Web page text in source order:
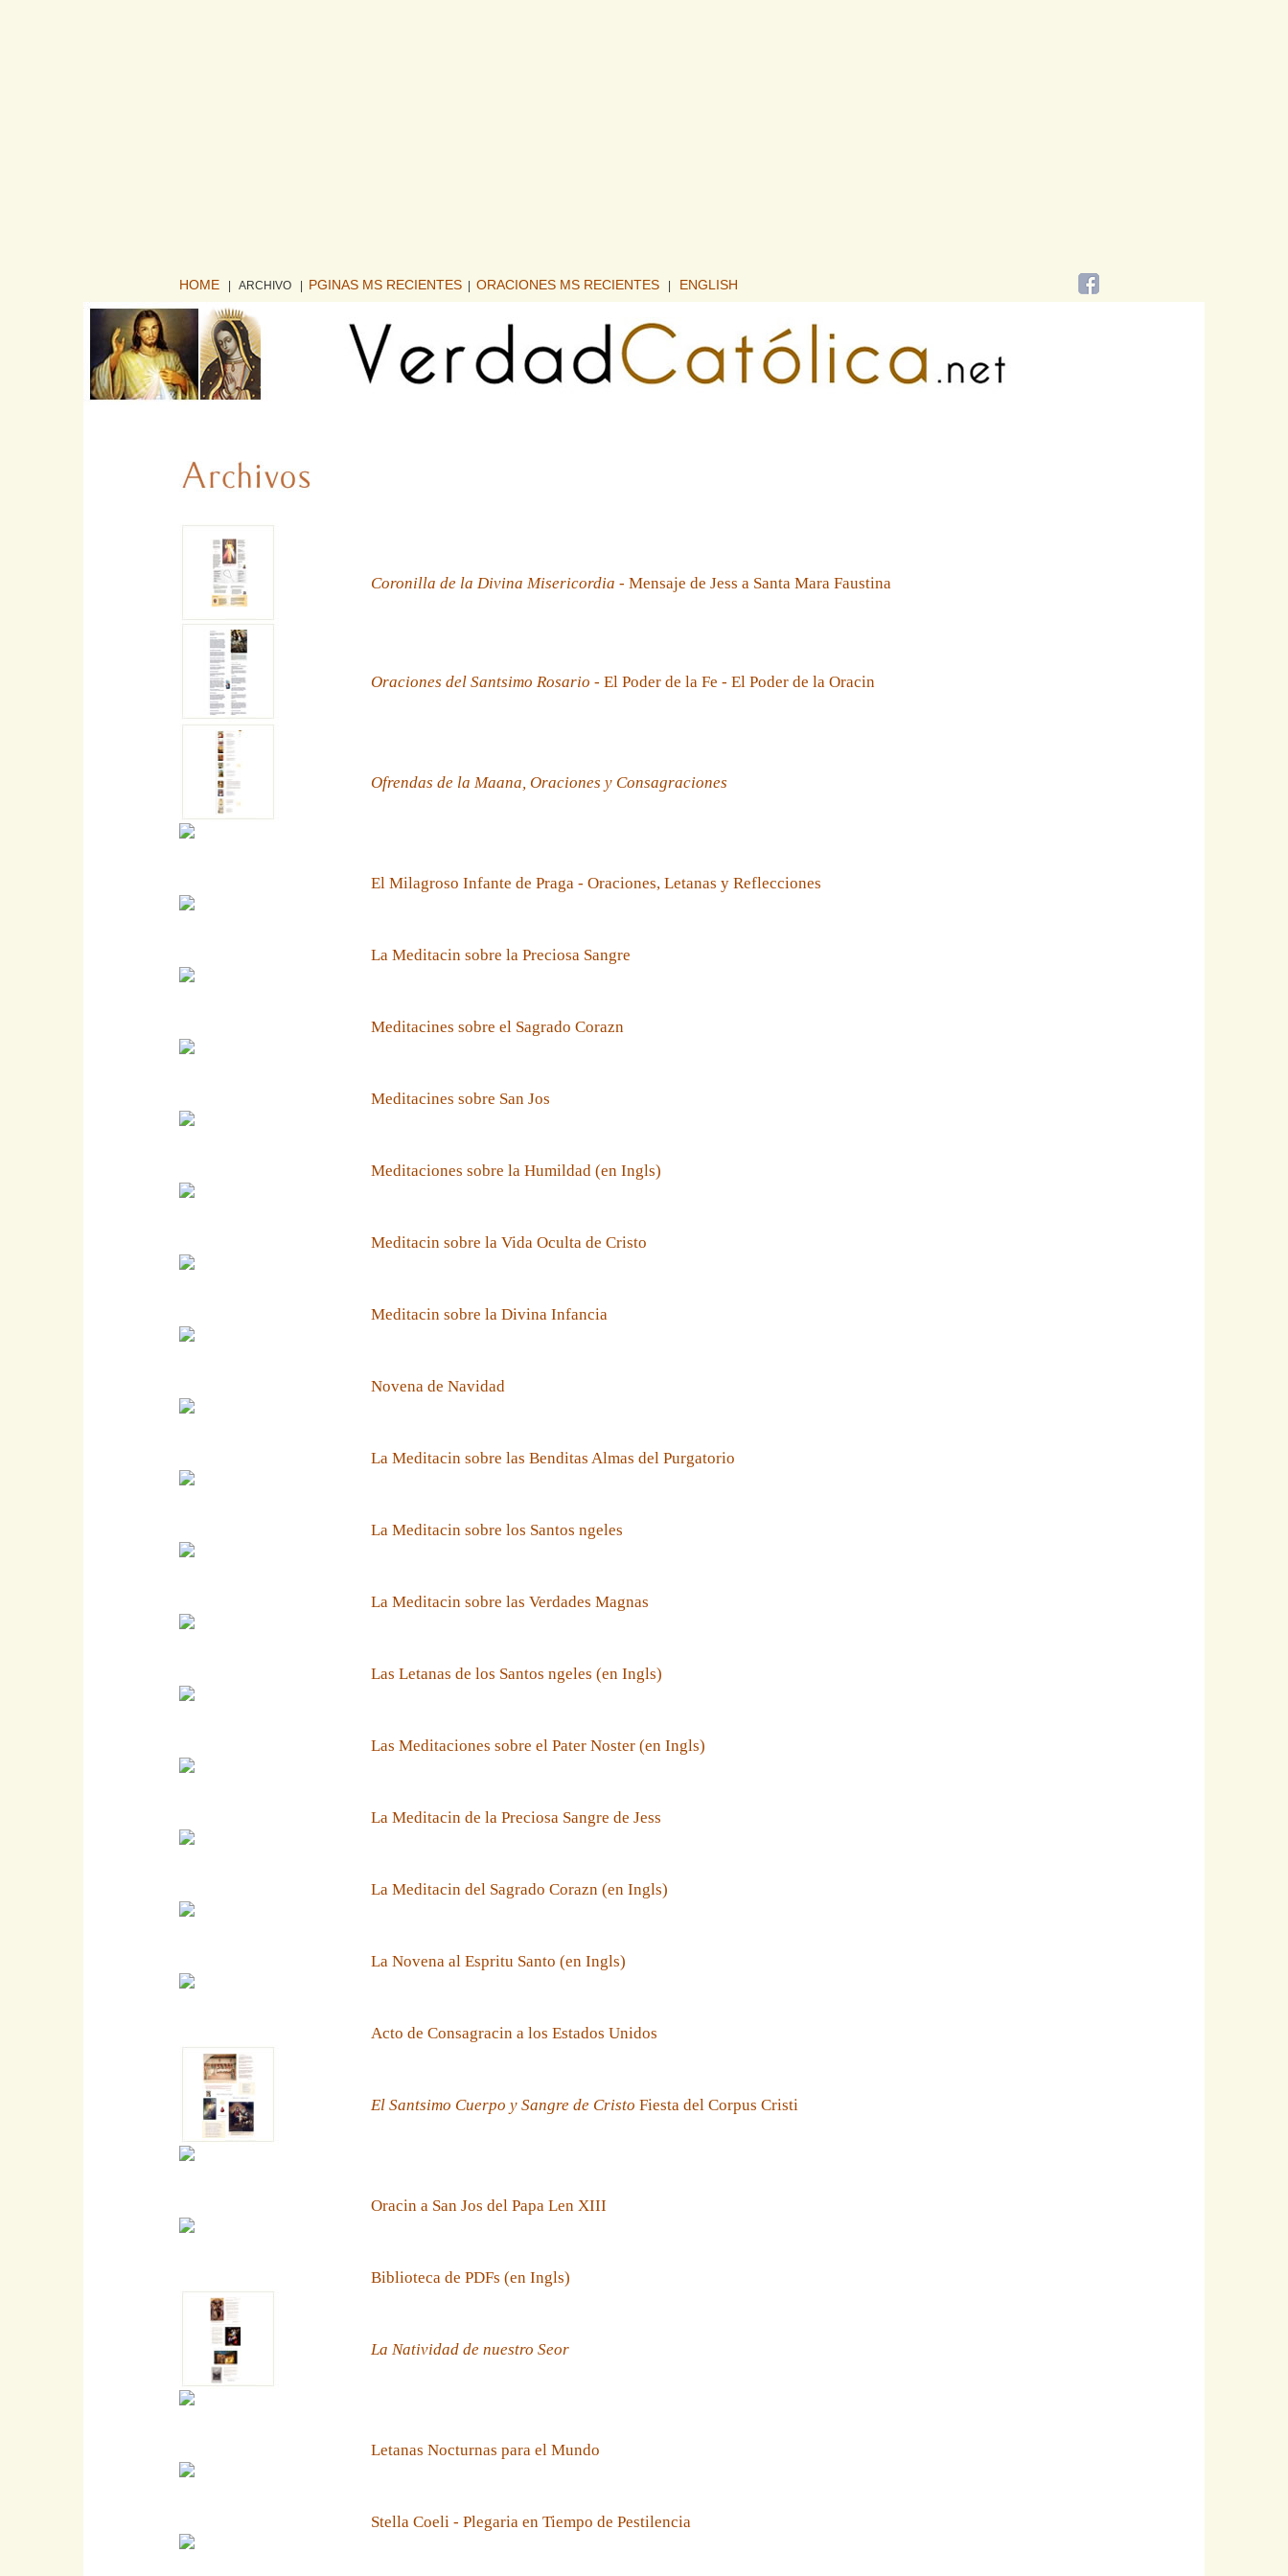
HOME | ARCHIVO PGINAS MS RECIENTES ORACIONES MS RECIENTES ENGLISH
Coronilla de la Divina Misericordia - Mensaje de Jess a Santa Mara Faustina
Oraciones del Santsimo Rosario - El Poder de la Fe - El Poder de la Oracin
Ofrendas de la Maana, Oraciones y Consagraciones
El Milagroso Infante de Praga - Oraciones, Letanas y Reflecciones
La Meditacin sobre la Preciosa Sangre
Meditacines sobre el Sagrado Corazn
Meditacines sobre San Jos
Meditaciones sobre la Humildad (en Ingls)
Meditacin sobre la Vida Oculta de Cristo
Meditacin sobre la Divina Infancia
Novena de Navidad
La Meditacin sobre las Benditas Almas del Purgatorio
La Meditacin sobre los Santos ngeles
La Meditacin sobre las Verdades Magnas
Las Letanas de los Santos ngeles (en Ingls)
Las Meditaciones sobre el Pater Noster (en Ingls)
La Meditacin de la Preciosa Sangre de Jess
La Meditacin del Sagrado Corazn (en Ingls)
La Novena al Espritu Santo (en Ingls)
Acto de Consagracin a los Estados Unidos
El Santsimo Cuerpo y Sangre de Cristo Fiesta del Corpus Cristi
Oracin a San Jos del Papa Len XIII
Biblioteca de PDFs (en Ingls)
La Natividad de nuestro Seor
Letanas Nocturnas para el Mundo
Stella Coeli - Plegaria en Tiempo de Pestilencia